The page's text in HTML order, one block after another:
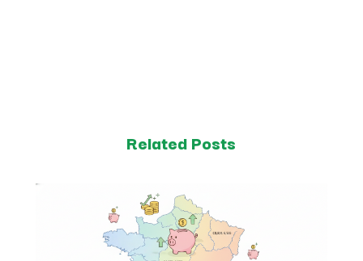
Related Posts